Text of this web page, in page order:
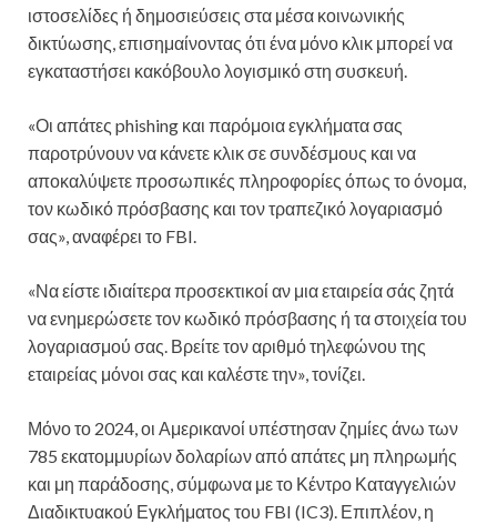
ιστοσελίδες ή δημοσιεύσεις στα μέσα κοινωνικής
δικτύωσης, επισημαίνοντας ότι ένα μόνο κλικ μπορεί να
εγκαταστήσει κακόβουλο λογισμικό στη συσκευή.
«Οι απάτες phishing και παρόμοια εγκλήματα σας
παροτρύνουν να κάνετε κλικ σε συνδέσμους και να
αποκαλύψετε προσωπικές πληροφορίες όπως το όνομα,
τον κωδικό πρόσβασης και τον τραπεζικό λογαριασμό
σας», αναφέρει το FBI.
«Να είστε ιδιαίτερα προσεκτικοί αν μια εταιρεία σάς ζητά
να ενημερώσετε τον κωδικό πρόσβασης ή τα στοιχεία του
λογαριασμού σας. Βρείτε τον αριθμό τηλεφώνου της
εταιρείας μόνοι σας και καλέστε την», τονίζει.
Μόνο το 2024, οι Αμερικανοί υπέστησαν ζημίες άνω των
785 εκατομμυρίων δολαρίων από απάτες μη πληρωμής
και μη παράδοσης, σύμφωνα με το Κέντρο Καταγγελιών
Διαδικτυακού Εγκλήματος του FBI (IC3). Επιπλέον, η